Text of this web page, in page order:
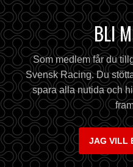
BLI
Som medlem får du
Svensk Racing. Du
spara alla nutida och
JAG VILL